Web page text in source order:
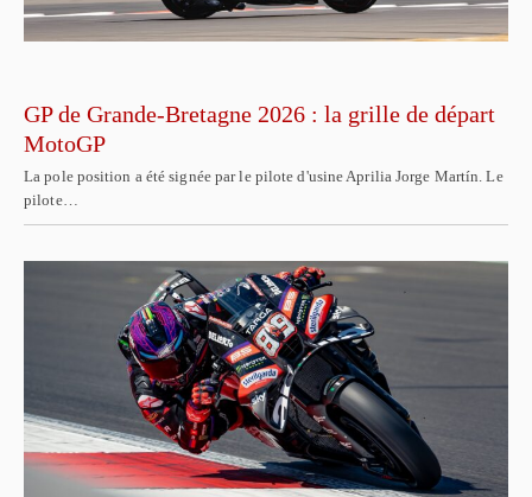
GP de Grande-Bretagne 2026 : la grille de départ
MotoGP
La pole position a été signée par le pilote d'usine Aprilia Jorge Martín. Le
pilote…